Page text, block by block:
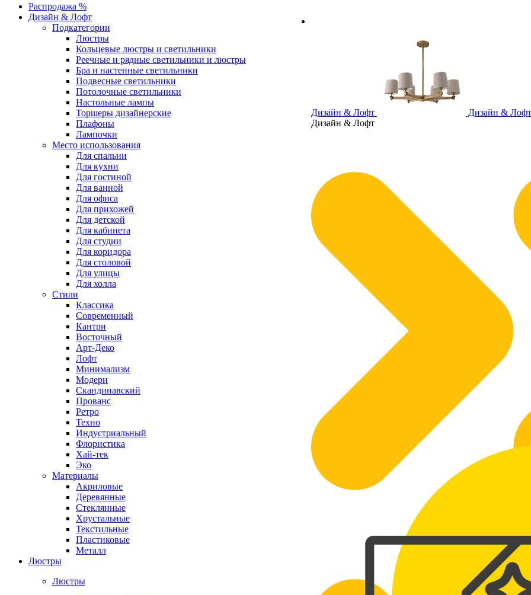
Дизайн & Лофт
Дизайн & Лофт
Дизайн & Лофт
Распродажа %
Дизайн & Лофт
Подкатегории
Люстры
Кольцевые люстры и светильники
Реечные и рядные светильники и люстры
Бра и настенные светильники
Подвесные светильники
Потолочные светильники
Настольные лампы
Торшеры дизайнерские
Плафоны
Лампочки
Место использования
Для спальни
Для кухни
Для гостиной
Для ванной
Для офиса
Для прихожей
Для детской
Для кабинета
Для студии
Для коридора
Для столовой
Для улицы
Для холла
Стили
Классика
Современный
Кантри
Восточный
Арт-Деко
Лофт
Минимализм
Модерн
Скандинавский
Прованс
Ретро
Техно
Индустриальный
Флористика
Хай-тек
Эко
Материалы
Акриловые
Деревянные
Стеклянные
Хрустальные
Текстильные
Пластиковые
Металл
Люстры
Люстры